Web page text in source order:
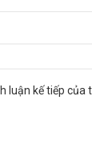
luận kế tiếp của